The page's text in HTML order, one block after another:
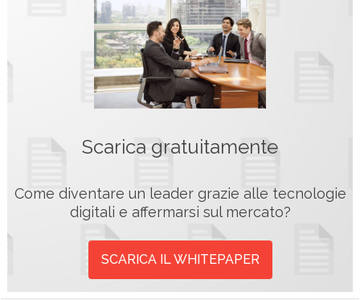
Scarica gratuitamente
Come diventare un leader grazie alle tecnologie
digitali e affermarsi sul mercato?
SCARICA IL WHITEPAPER